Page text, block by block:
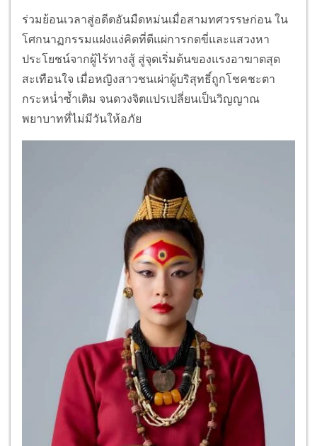
ร่วมย้อนเวลาสู่อดีตอันมืดหม่นเมื่อสามทศวรรษก่อน ใน
โศกนาฏกรรมแฝงแง่คิดที่ตีแผ่การกดขี่และแสวงหา
ประโยชน์จากผู้ไร้ทางสู้ สู่จุดเริ่มต้นของแรงอาฆาตสุด
สะเทือนใจ เมื่อหญิงสาวชนเผ่าผู้บริสุทธิ์ถูกโชคชะตา
กระหน่ำซ้ำเติม จนดวงจิตแปรเปลี่ยนเป็นวิญญาณ
พยาบาทที่ไม่มีวันให้อภัย